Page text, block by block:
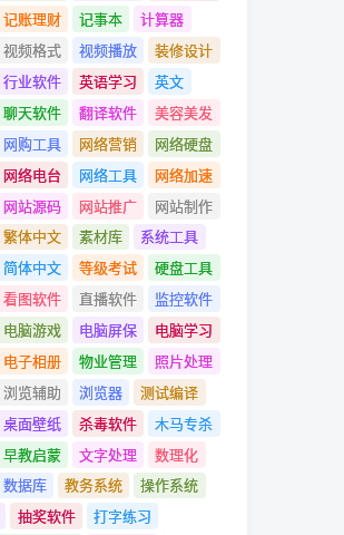
记账理财 记事本
计算器
视频格式 视频播放
装修设计
行业软件 英语学习
英文
聊天软件 翻译软件
美容美发
网购工具 网络营销
网络硬盘
网络电台 网络工具
网络加速
网站源码 网站推广
网站制作
繁体中文 素材库
系统工具
简体中文 等级考试
硬盘工具
看图软件 直播软件
监控软件
电脑游戏 电脑屏保
电脑学习
电子相册 物业管理
照片处理
浏览辅助 浏览器
测试编译
桌面壁纸 杀毒软件
木马专杀
早教启蒙 文字处理
数理化
数据库 教务系统
操作系统
抽奖软件
打字练习